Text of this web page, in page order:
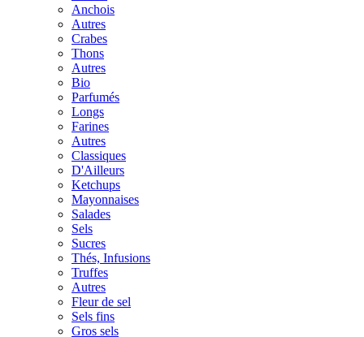
Anchois
Autres
Crabes
Thons
Autres
Bio
Parfumés
Longs
Farines
Autres
Classiques
D'Ailleurs
Ketchups
Mayonnaises
Salades
Sels
Sucres
Thés, Infusions
Truffes
Autres
Fleur de sel
Sels fins
Gros sels